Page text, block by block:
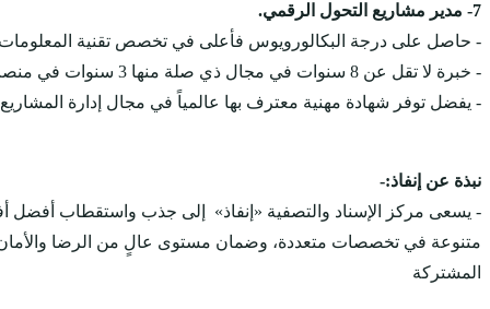
7- مدير مشاريع التحول الرقمي.
- حاصل على درجة البكالورويوس فأعلى في تخصص تقنية المعلومات
- خبرة لا تقل عن 8 سنوات في مجال ذي صلة منها 3 سنوات في منصب قيادي.
- يفضل توفر شهادة مهنية معترف بها عالمياً في مجال إدارة
نبذة عن إنفاذ:-
- يسعى مركز الإسناد والتصفية «إنفاذ» إلى جذب واستقطاب أفضل
متنوعة في تخصصات متعددة، وضمان مستوى عالٍ من الرضا والأمان
المشتركة